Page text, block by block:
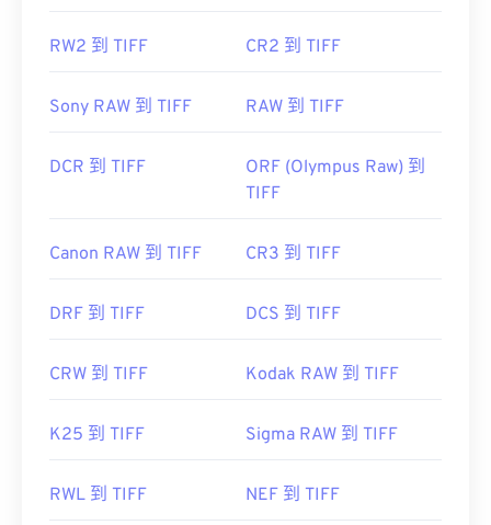
RW2 到 TIFF CR2 到 TIFF
Sony RAW 到 TIFF RAW 到 TIFF
DCR 到 TIFF
ORF (Olympus Raw) 到
TIFF
Canon RAW 到 TIFF CR3 到 TIFF
DRF 到 TIFF DCS 到 TIFF
CRW 到 TIFF Kodak RAW 到 TIFF
K25 到 TIFF Sigma RAW 到 TIFF
RWL 到 TIFF NEF 到 TIFF